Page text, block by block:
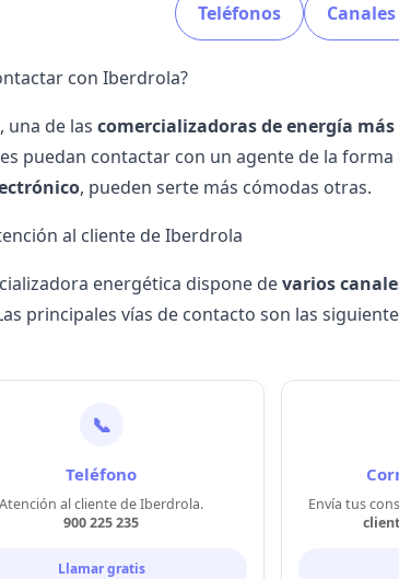
Teléfonos
con Iberdrola?
, una de las comercializadoras de energía
puedan contactar con un agente de la
, pueden serte más cómodas otras.
al cliente de Iberdrola
energética dispone devarios
principales vías de contacto son las
📞
Teléfono
Atención al cliente de Iberdrola.
900 225 235
Llamar gratis
Envía tus